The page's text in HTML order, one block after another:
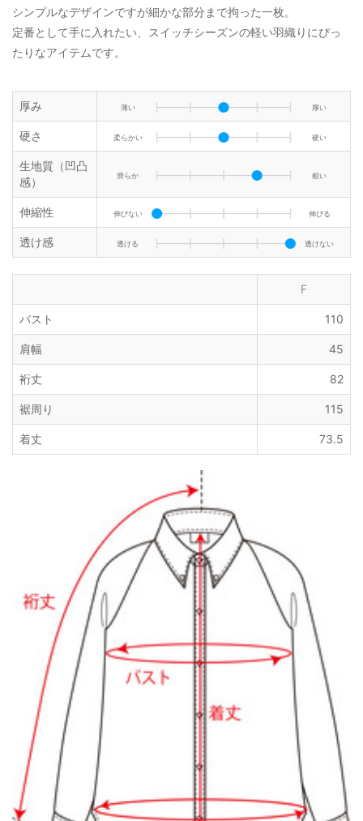
シンプルなデザインですが細かな部分まで拘った一枚。
定番として手に入れたい、スイッチシーズンの軽い羽織りにぴっ
たりなアイテムです。
厚み 薄い 厚い
硬さ 柔らかい 硬い
生地質（凹凸
感）
滑らか 粗い
伸縮性 伸びない 伸びる
透け感 透ける 透けない
F
バスト 110
肩幅 45
裄丈 82
裾周り 115
着丈 73.5